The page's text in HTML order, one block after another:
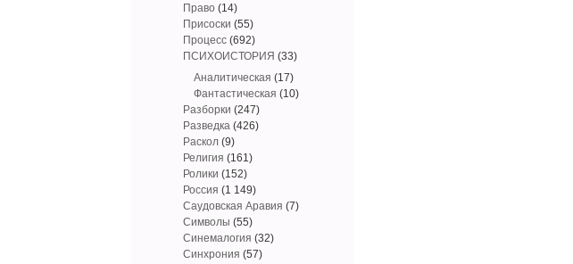
Право (14)
Присоски (55)
Процесс (692)
ПСИХОИСТОРИЯ (33)
Аналитическая (17)
Фантастическая (10)
Разборки (247)
Разведка (426)
Раскол (9)
Религия (161)
Ролики (152)
Россия (1 149)
Саудовская Аравия (7)
Символы (55)
Синемалогия (32)
Синхрония (57)